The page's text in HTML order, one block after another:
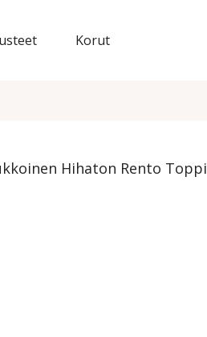
Korut
Hihaton Rento Toppi